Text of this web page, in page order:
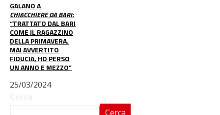
GALANO A
CHIACCHIERE DA BARI:
“TRATTATO DAL BARI
COME IL RAGAZZINO
DELLA PRIMAVERA.
MAI AVVERTITO
FIDUCIA, HO PERSO
UN ANNO E MEZZO”
25/03/2024
Cerca